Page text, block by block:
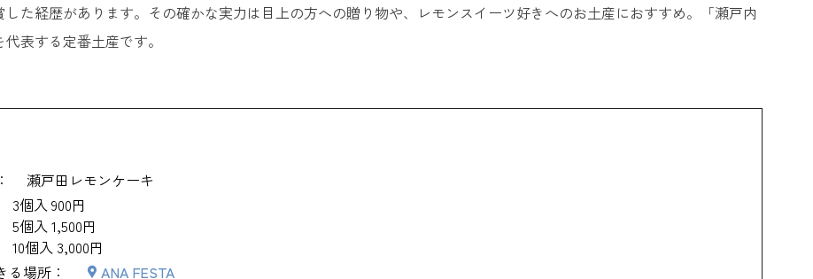
した経歴があります。その確かな実力は目上の方への贈り物や、レモンスイーツ好きへのお土産におすすめ。「瀬戸内
表する定番土産です。
瀬戸田レモンケーキ
3個入 900円
5個入 1,500円
10個入 3,000円
る場所：
ANA FESTA